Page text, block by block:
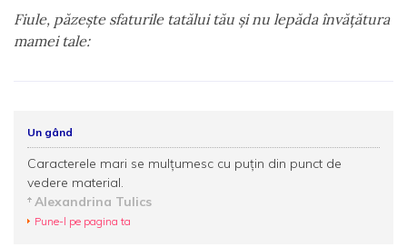
Fiule, păzeşte sfaturile tatălui tău şi nu lepăda învăţătura
mamei tale:
Un gând
Caracterele mari se mulțumesc cu puțin din punct de
vedere material.
Alexandrina Tulics
Pune-l pe pagina ta